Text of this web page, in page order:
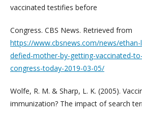
vaccinated testifies before
Congress. CBS News. Retrieved from
https://www.cbsnews.com/news/
defied-mother-by-getting-vaccinated-
congress-today-2019-03-05/
Wolfe, R. M. & Sharp, L. K. (2005).
immunization? The impact of search